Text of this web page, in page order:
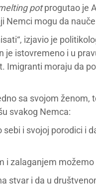
potprogutao je
Nemci mogu da
izjavio je
je istovremeno i u
Imigranti moraju da
sa svojom ženom,
svakog Nemca:
sebi i svojoj porodici i
i zalaganjem
stvar i da u